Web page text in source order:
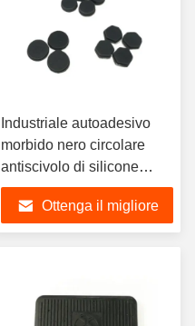
Industriale autoadesivo
morbido nero circolare
antiscivolo di silicone
gomma pedana per piedi
di taglio di servizio di
guarnizione
Ottenga il migliore